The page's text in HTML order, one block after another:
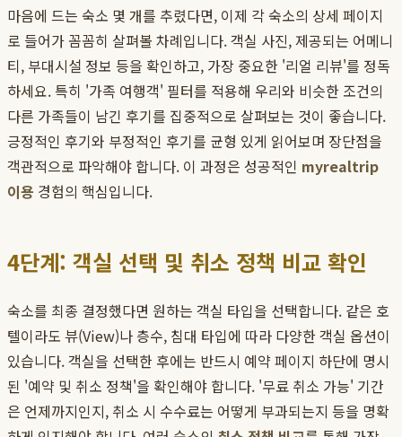
마음에 드는 숙소 몇 개를 추렸다면, 이제 각 숙소의 상세 페이지
로 들어가 꼼꼼히 살펴볼 차례입니다. 객실 사진, 제공되는 어메니
티, 부대시설 정보 등을 확인하고, 가장 중요한 '리얼 리뷰'를 정독
하세요. 특히 '가족 여행객' 필터를 적용해 우리와 비슷한 조건의
다른 가족들이 남긴 후기를 집중적으로 살펴보는 것이 좋습니다.
긍정적인 후기와 부정적인 후기를 균형 있게 읽어보며 장단점을
객관적으로 파악해야 합니다. 이 과정은 성공적인 myrealtrip
이용 경험의 핵심입니다.
4단계: 객실 선택 및 취소 정책 비교 확인
숙소를 최종 결정했다면 원하는 객실 타입을 선택합니다. 같은 호
텔이라도 뷰(View)나 층수, 침대 타입에 따라 다양한 객실 옵션이
있습니다. 객실을 선택한 후에는 반드시 예약 페이지 하단에 명시
된 '예약 및 취소 정책'을 확인해야 합니다. '무료 취소 가능' 기간
은 언제까지인지, 취소 시 수수료는 어떻게 부과되는지 등을 명확